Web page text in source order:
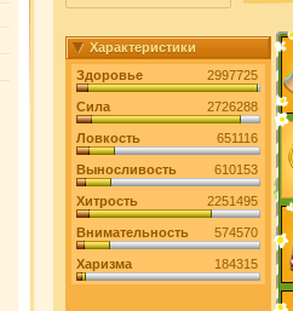
Характеристики
Здоровье
2997725
Сила 2726288
Ловкость 651116
Выносливость 610153
Хитрость 2251495
Внимательность 574570
Харизма 184315